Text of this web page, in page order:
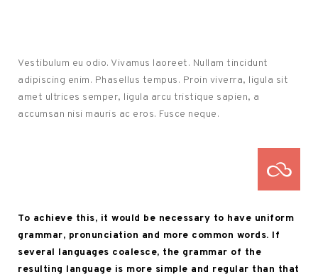
Vestibulum eu odio. Vivamus laoreet. Nullam tincidunt
adipiscing enim. Phasellus tempus. Proin viverra, ligula sit
amet ultrices semper, ligula arcu tristique sapien, a
accumsan nisi mauris ac eros. Fusce neque.
To achieve this, it would be necessary to have uniform
grammar, pronunciation and more common words. If
several languages coalesce, the grammar of the
resulting language is more simple and regular than that